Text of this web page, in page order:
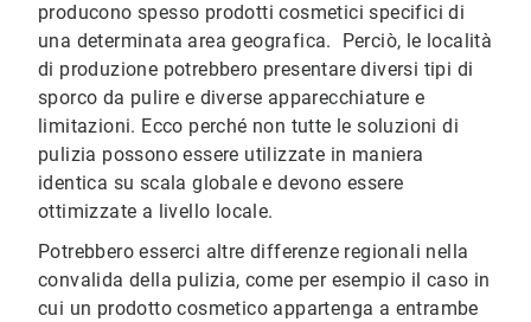
producono spesso prodotti cosmetici specifici di
una determinata area geografica. Perciò, le località
di produzione potrebbero presentare diversi tipi di
sporco da pulire e diverse apparecchiature e
limitazioni. Ecco perché non tutte le soluzioni di
pulizia possono essere utilizzate in maniera
identica su scala globale e devono essere
ottimizzate a livello locale.
Potrebbero esserci altre differenze regionali nella
convalida della pulizia, come per esempio il caso in
cui un prodotto cosmetico appartenga a entrambe